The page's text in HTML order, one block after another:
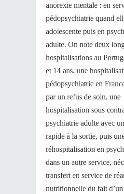
anorexie mentale : en
pédopsychiatrie quand
adolescente puis en
adulte. On note deux
hospitalisations au
et 14 ans, une
pédopsychiatrie en
par un refus de soin, une
hospitalisation sous
psychiatrie adulte avec
rapide à la sortie, puis
réhospitalisation en
dans un autre service,
transfert en service de
nutritionnelle du fait